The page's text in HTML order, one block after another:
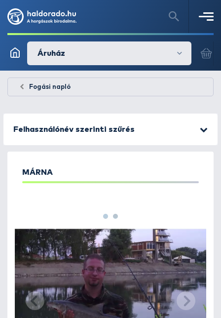
Áruház
Fogási napló
Felhasználónév szerinti szűrés
MÁRNA
1